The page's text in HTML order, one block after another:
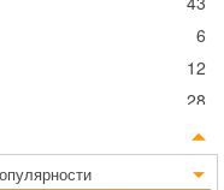
6
12
28
6